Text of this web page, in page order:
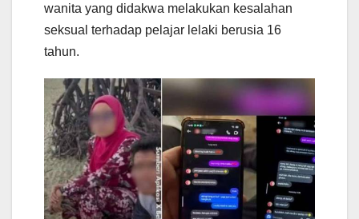
wanita yang didakwa melakukan kesalahan
seksual terhadap pelajar lelaki berusia 16
tahun.